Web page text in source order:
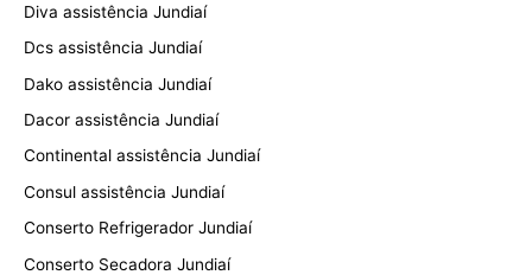
Diva assistência Jundiaí
Dcs assistência Jundiaí
Dako assistência Jundiaí
Dacor assistência Jundiaí
Continental assistência Jundiaí
Consul assistência Jundiaí
Conserto Refrigerador Jundiaí
Conserto Secadora Jundiaí